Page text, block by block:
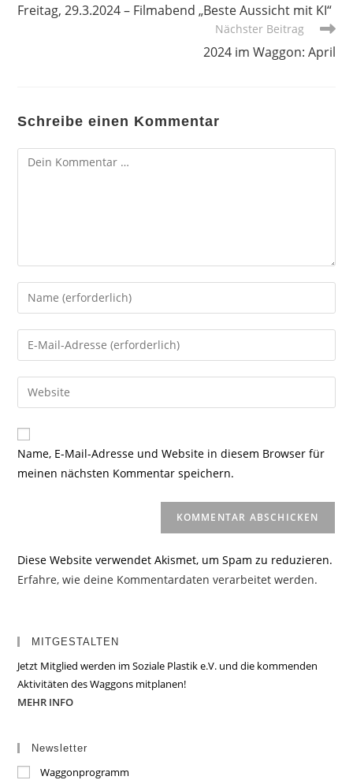
ansehen
Freitag, 29.3.2024 – Filmabend „Beste Aussicht mit KI“
Nächster Beitrag
2024 im Waggon: April
Schreibe einen Kommentar
Kommentar
Gib
deinen
Namen
oder
zum
Kommentieren
ein
Gib
deine
E-
Mail-
zum
Kommentieren
ein
Gib
deine
Website-
URL
Name, E-Mail-Adresse und Website in diesem Browser für
meinen nächsten Kommentar speichern.
Diese Website verwendet Akismet, um Spam zu reduzieren.
Erfahre, wie deine Kommentardaten verarbeitet werden.
MITGESTALTEN
Jetzt Mitglied werden im Soziale Plastik e.V. und die kommenden
Aktivitäten des Waggons mitplanen!
MEHR INFO
Newsletter
Waggonprogramm